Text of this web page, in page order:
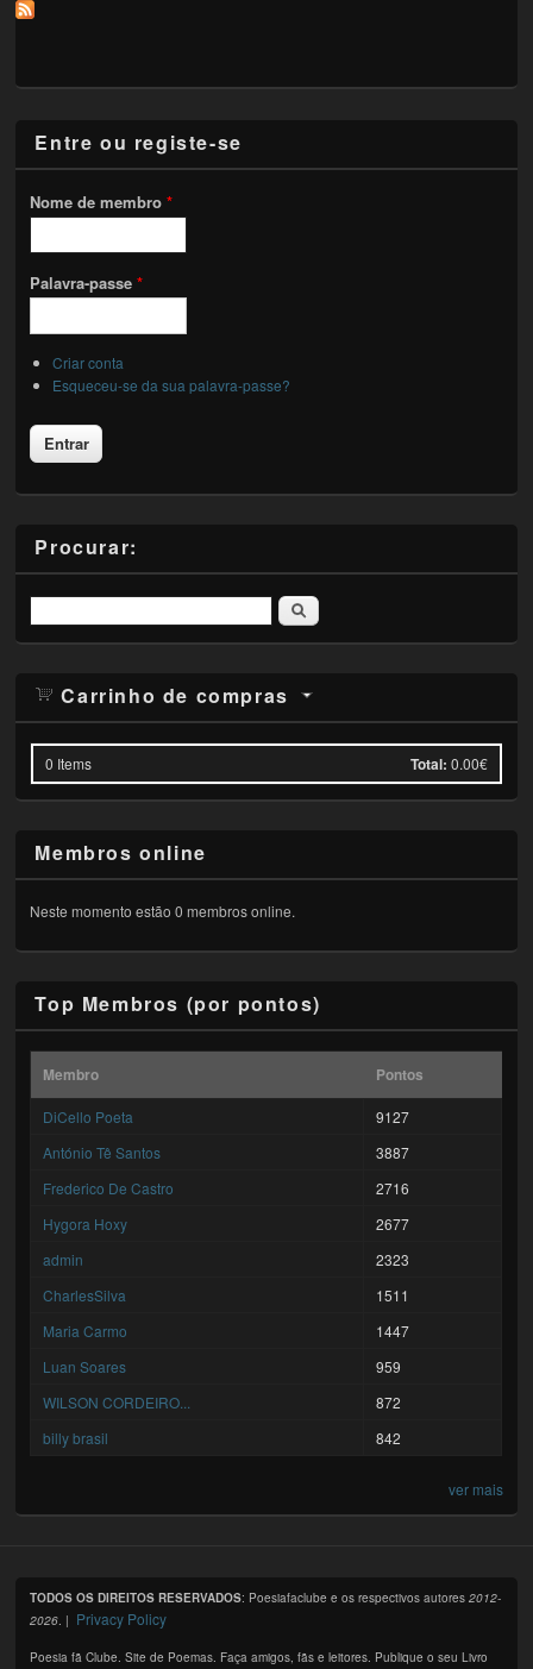
Entre ou registe-se
Nome de membro*
Palavra-passe*
Criar conta
Esqueceu-se da sua palavra-passe?
Procurar:
Pesquisar
Carrinho de compras
0 Items Total: 0.00€
Membros online
Neste momento estão 0 membros online.
Top Membros (por pontos)
Membro Pontos
DiCello Poeta
9127
António Tê Santos
3887
Frederico De Castro
2716
Hygora Hoxy
2677
admin
2323
CharlesSilva
1511
Maria Carmo
1447
Luan Soares
959
WILSON CORDEIRO...
872
billy brasil
842
ver mais
TODOS OS DIREITOS RESERVADOS: Poesiafaclube e os respectivos autores2012-
2026 . | Privacy Policy
Poesia fã Clube. Site de Poemas. Faça amigos, fãs e leitores. Publique o seu Livro